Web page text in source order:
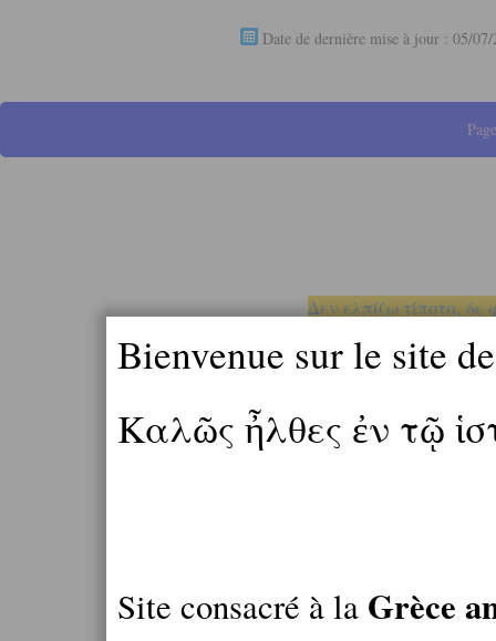
Date de dernière mise à jour : 05/
Δεν ελπίζω τίποτα, δε
Bienvenue sur le site
Καλῶς ἦλθες ἐν τῷ
Site consacré à la Grèce